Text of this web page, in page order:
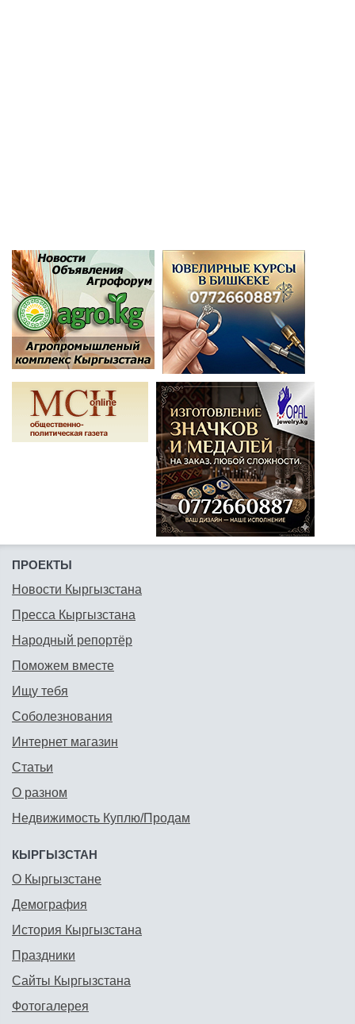
ПРОЕКТЫ
Новости Кыргызстана
Пресса Кыргызстана
Народный репортёр
Поможем вместе
Ищу тебя
Соболезнования
Интернет магазин
Статьи
О разном
Недвижимость Куплю/Продам
КЫРГЫЗСТАН
О Кыргызстане
Демография
История Кыргызстана
Праздники
Сайты Кыргызстана
Фотогалерея